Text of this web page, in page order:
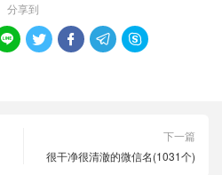
分享到
    
下一篇
很干净很清澈的微信名(1031个)